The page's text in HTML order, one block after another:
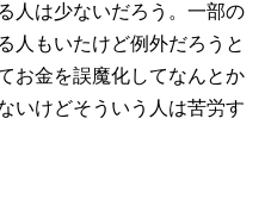
人は少ないだろう。一部の
人もいたけど例外だろうと
お金を誤魔化してなんとか
いけどそういう人は苦労す